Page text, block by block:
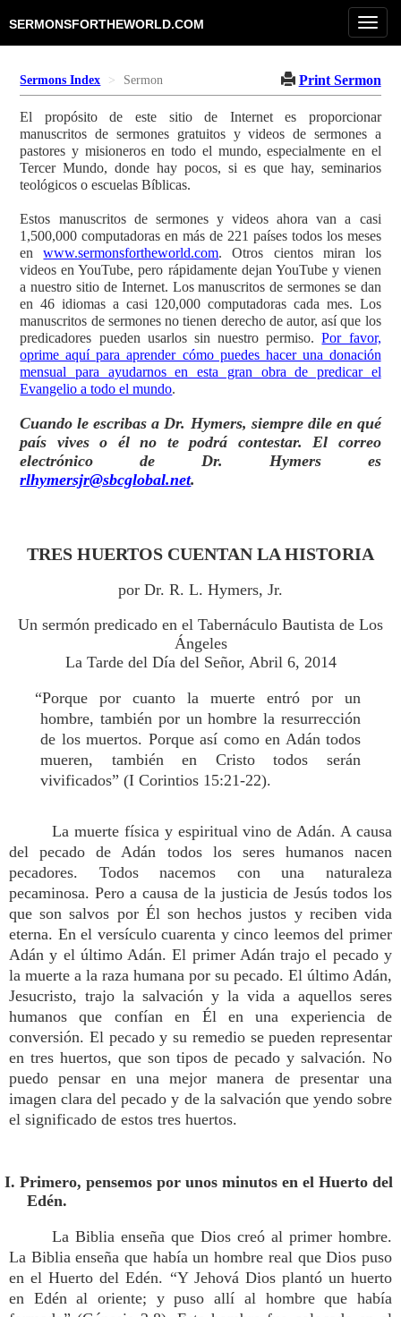
SERMONSFORTHEWORLD.COM
Sermons Index Sermon Print Sermon
El propósito de este sitio de Internet es proporcionar
manuscritos de sermones gratuitos y videos de sermones a
pastores y misioneros en todo el mundo, especialmente en el
Tercer Mundo, donde hay pocos, si es que hay, seminarios
teológicos o escuelas Bíblicas.
Estos manuscritos de sermones y videos ahora van a casi
1,500,000 computadoras en más de 221 países todos los meses
enwww.sermonsfortheworld.com. Otros cientos miran los
videos en YouTube, pero rápidamente dejan YouTube y vienen
a nuestro sitio de Internet. Los manuscritos de sermones se dan
en 46 idiomas a casi 120,000 computadoras cada mes. Los
manuscritos de sermones no tienen derecho de autor, así que los
predicadores pueden usarlos sin nuestro permiso.Por favor,
oprime aquí para aprender cómo puedes hacer una donación
mensual para ayudarnos en esta gran obra de predicar el
Evangelio a todo el mundo.
Cuando le escribas a Dr. Hymers, siempre dile en qué
país vives o él no te podrá contestar. El correo
electrónico de Dr. Hymers es
rlhymersjr@sbcglobal.net.
TRES HUERTOS CUENTAN LA HISTORIA
por Dr. R. L. Hymers, Jr.
Un sermón predicado en el Tabernáculo Bautista de Los
Ángeles
La Tarde del Día del Señor, Abril 6, 2014
“Porque por cuanto la muerte entró por un
hombre, también por un hombre la resurrección
de los muertos. Porque así como en Adán todos
mueren, también en Cristo todos serán
vivificados” (I Corintios 15:21-22).
La muerte física y espiritual vino de Adán. A causa
del pecado de Adán todos los seres humanos nacen
pecadores. Todos nacemos con una naturaleza
pecaminosa. Pero a causa de la justicia de Jesús todos los
que son salvos por Él son hechos justos y reciben vida
eterna. En el versículo cuarenta y cinco leemos del primer
Adán y el último Adán. El primer Adán trajo el pecado y
la muerte a la raza humana por su pecado. El último Adán,
Jesucristo, trajo la salvación y la vida a aquellos seres
humanos que confían en Él en una experiencia de
conversión. El pecado y su remedio se pueden representar
en tres huertos, que son tipos de pecado y salvación. No
puedo pensar en una mejor manera de presentar una
imagen clara del pecado y de la salvación que yendo sobre
el significado de estos tres huertos.
I. Primero, pensemos por unos minutos en el Huerto del
Edén.
La Biblia enseña que Dios creó al primer hombre.
La Biblia enseña que había un hombre real que Dios puso
en el Huerto del Edén. “Y Jehová Dios plantó un huerto
en Edén al oriente; y puso allí al hombre que había